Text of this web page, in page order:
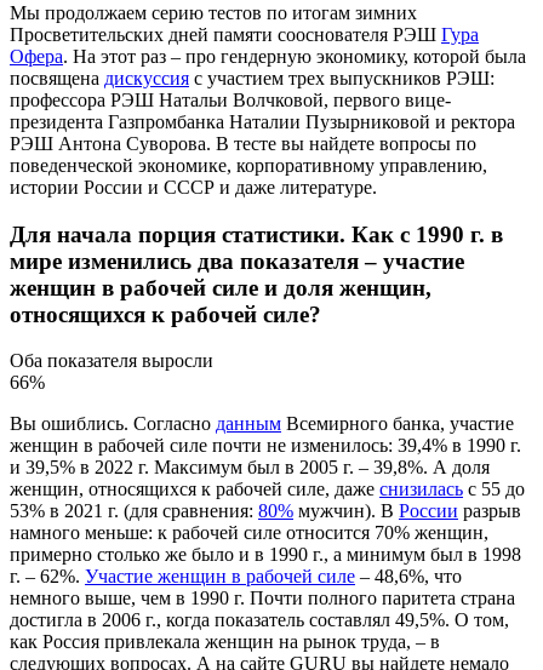
Мы продолжаем серию тестов по итогам зимних
Просветительских дней памяти сооснователя РЭШ Гура
Офера. На этот раз – про гендерную экономику, которой была
посвящена дискуссия с участием трех выпускников РЭШ:
профессора РЭШ Натальи Волчковой, первого вице-
президента Газпромбанка Наталии Пузырниковой и ректора
РЭШ Антона Суворова. В тесте вы найдете вопросы по
поведенческой экономике, корпоративному управлению,
истории России и СССР и даже литературе.
Для начала порция статистики. Как с 1990 г. в
мире изменились два показателя – участие
женщин в рабочей силе и доля женщин,
относящихся к рабочей силе?
Оба показателя выросли
66%
Вы ошиблись. Согласно данным Всемирного банка, участие
женщин в рабочей силе почти не изменилось: 39,4% в 1990 г.
и 39,5% в 2022 г. Максимум был в 2005 г. – 39,8%. А доля
женщин, относящихся к рабочей силе, даже снизилась с 55 до
53% в 2021 г. (для сравнения: 80% мужчин). В России разрыв
намного меньше: к рабочей силе относится 70% женщин,
примерно столько же было и в 1990 г., а минимум был в 1998
г. – 62%. Участие женщин в рабочей силе – 48,6%, что
немного выше, чем в 1990 г. Почти полного паритета страна
достигла в 2006 г., когда показатель составлял 49,5%. О том,
как Россия привлекала женщин на рынок труда, – в
следующих вопросах. А на сайте GURU вы найдете немало